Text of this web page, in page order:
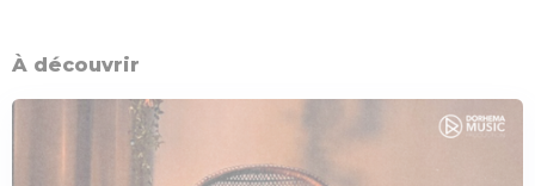
À découvrir